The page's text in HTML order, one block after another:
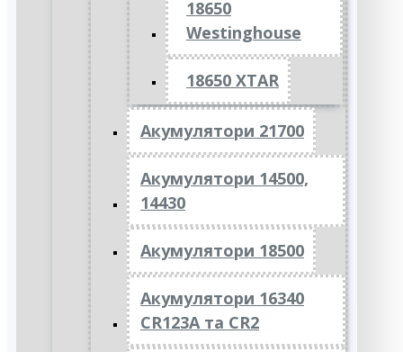
18650
Westinghouse
18650 XTAR
Акумулятори 21700
Акумулятори 14500,
14430
Акумулятори 18500
Акумулятори 16340
CR123A та CR2